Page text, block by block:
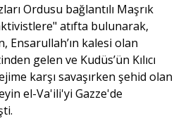
Ordusu bağlantılı Maşrık
atıfta bulunarak,
Ensarullah’ın kalesi olan
gelen ve Kudüs’ün Kılıcı
karşı savaşırken şehid olan
el-Va'ili'yi Gazze'de